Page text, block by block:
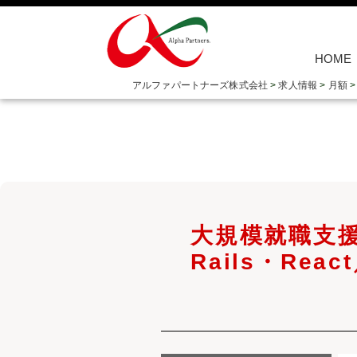
HOME
アルファパートナーズ株式会社 >求人情報 > 月額
大規模就職支
Rails・React